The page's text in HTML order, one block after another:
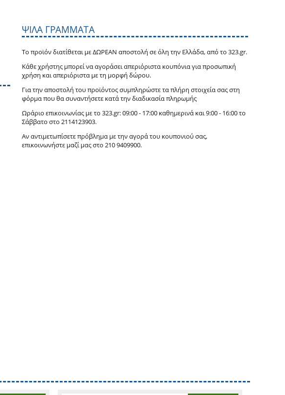
ΨΙΛΆ ΓΡΆΜΜΑΤΑ
Το προϊόν διατίθεται με ΔΩΡΕΑΝ αποστολή σε όλη την Ελλάδα, από το 323.gr.
Κάθε χρήστης μπορεί να αγοράσει απεριόριστα κουπόνια για προσωπική
χρήση και απεριόριστα με τη μορφή δώρου.
Για την αποστολή του προϊόντος συμπληρώστε τα πλήρη στοιχεία σας στη
φόρμα που θα συναντήσετε κατά την διαδικασία πληρωμής
Ωράριο επικοινωνίας με το 323.gr: 09:00 - 17:00 καθημερινά και 9:00 - 16:00 το
Σάββατο στο 2114123903.
Αν αντιμετωπίσετε πρόβλημα με την αγορά του κουπονιού σας,
επικοινωνήστε μαζί μας στο 210 9409900.